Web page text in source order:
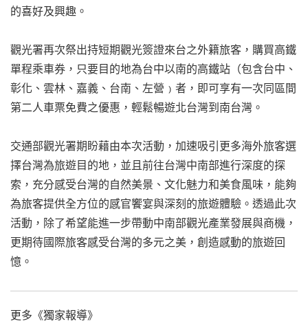
的喜好及興趣。
觀光署再次祭出持短期觀光簽證來台之外籍旅客，購買高鐵
單程乘車券，只要目的地為台中以南的高鐵站（包含台中、
彰化、雲林、嘉義、台南、左營﹚者，即可享有一次同區間
第二人車票免費之優惠，輕鬆暢遊北台灣到南台灣。
交通部觀光署期盼藉由本次活動，加速吸引更多海外旅客選
擇台灣為旅遊目的地，並且前往台灣中南部進行深度的探
索，充分感受台灣的自然美景、文化魅力和美食風味，能夠
為旅客提供全方位的感官饗宴與深刻的旅遊體驗。透過此次
活動，除了希望能進一步帶動中南部觀光產業發展與商機，
更期待國際旅客感受台灣的多元之美，創造感動的旅遊回
憶。
更多《獨家報導》